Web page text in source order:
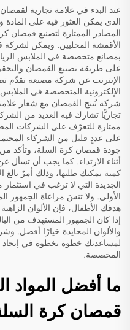
عند البدء في علامة تجارية
الذي يمكن العثور فيه على
المصادر الممتازة لتصنيع
الأقمشة المحليين. ويمكن لشركة
بمصانع متخصصة في الملابس
على طريقة تصنيع القمصان
الإنترنت عن شركة مصنعة تقدّم
الإلكترونية المتخصصة في
شركة تُنتج القمصان مع شعار
تجاريًّا تشارك فيه العديد من
ممتازة للتعرّف على الشركات
على عددٍ قليل من الشركاء
جودة قمصان كرة السلة، وتأكد
أثناء الارتداء. كما يجب أن تسأل
كمية يمكنك طلبها، وذلك أمرٌ بالغ
الجديدة التي لا ترغب في
الأولى. ولا تنسَ مراعاة الجمهور
هدفك الأطفال، فإن الألوان
إذا كان الجمهور المستهدف من
والألوان المحايدة خيارًا أفضل.
لمساعدتك خطوة بخطوة في
المخصصة.
ما أفضل
قمصان كرة